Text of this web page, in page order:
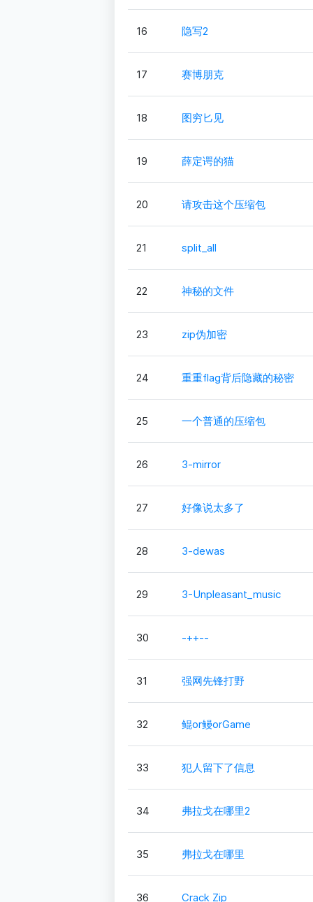
16 隐写2
17 赛博朋克
18 图穷匕见
19 薛定谔的猫
20 请攻击这个压缩包
21 split_all
22 神秘的文件
23 zip伪加密
24 重重flag背后隐藏的秘密
25 一个普通的压缩包
26 3-mirror
27 好像说太多了
28 3-dewas
29 3-Unpleasant_music
30 -++--
31 强网先锋打野
32 鲲or鳗orGame
33 犯人留下了信息
34 弗拉戈在哪里2
35 弗拉戈在哪里
36 Crack Zip